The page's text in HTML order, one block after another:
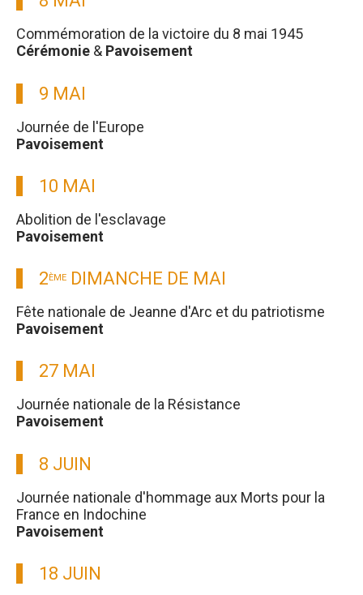
Commémoration de la victoire du 8 mai 1945
Cérémonie & Pavoisement
9 MAI
Journée de l'Europe
Pavoisement
10 MAI
Abolition de l'esclavage
Pavoisement
2ÈME DIMANCHE DE MAI
Fête nationale de Jeanne d'Arc et du patriotisme
Pavoisement
27 MAI
Journée nationale de la Résistance
Pavoisement
8 JUIN
Journée nationale d'hommage aux Morts pour la
France en Indochine
Pavoisement
18 JUIN